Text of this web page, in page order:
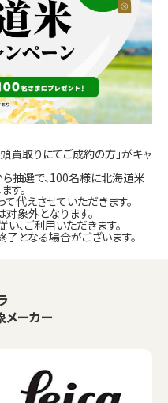
買取りにてご成約の方」がキャ
抽選で、100名様に北海道米
す。
代えさせていただきます。
象外となります。
、ご利用いただきます。
了となる場合がございます。
ーカー